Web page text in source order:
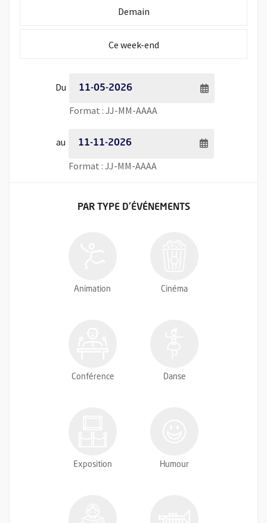
Initialiser la période de recherche à
Demain
Initialiser la période de recherche à
Ce week-end
Du Période de recherche - Date de début
Format : JJ-MM-AAAASaisie de date au format
au Période de recherche - Date de fin
Format : JJ-MM-AAAA
FILTRER LES ÉVÉNEMENTS
PAR TYPED'ÉVÉNEMENTS
Animation Cinéma
Conférence Danse
Exposition Humour